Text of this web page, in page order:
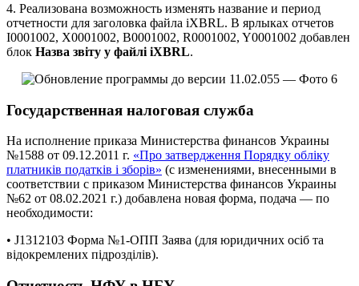
4. Реализована возможность изменять название и период
отчетности для заголовка файла iXBRL. В ярлыках отчетов
І0001002, Х0001002, В0001002, R0001002, Y0001002 добавлен
блок Назва звіту у файлі iXBRL.
Государственная налоговая служба
На исполнение приказа Министерства финансов Украины
№1588 от 09.12.2011 г. «Про затвердження Порядку обліку
платників податків і зборів» (с изменениями, внесенными в
соответствии с приказом Министерства финансов Украины
№62 от 08.02.2021 г.) добавлена новая форма, подача — по
необходимости:
• J1312103 Форма №1-ОПП Заява (для юридичних осіб та
відокремлених підрозділів).